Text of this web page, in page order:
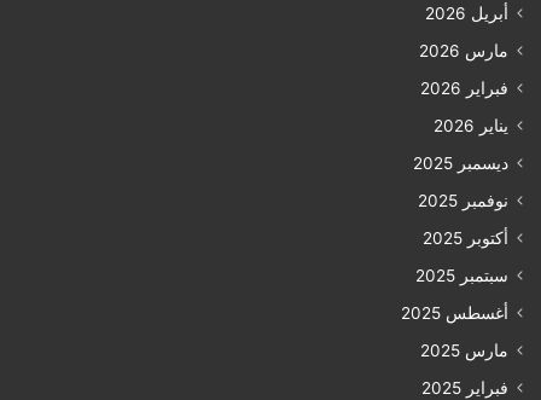
أبريل 2026
مارس 2026
فبراير 2026
يناير 2026
ديسمبر 2025
نوفمبر 2025
أكتوبر 2025
سبتمبر 2025
أغسطس 2025
مارس 2025
فبراير 2025